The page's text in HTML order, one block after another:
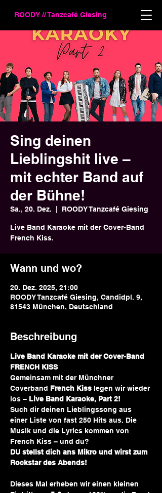
ROODY // Tanzcafé Giesing
Sing deinen
Lieblingshit live –
mit echter Band auf
der Bühne!
Sa., 20. Dez. ROODY Tanzcafé Giesing
Live Band Karaoke mit der Cover-Band
French Kiss.
Wann und wo?
20. Dez. 2025, 21:00
ROODY Tanzcafé Giesing, Candidpl. 9,
81543 München, Deutschland
Beschreibung
Live Band Karaoke mit der Cover-Band
FRENCH KISS
Gemeinsam mit der Münchner
Coverband French Kiss legen wir wieder
los – Live Band Karaoke, Part 2!
Such dir deinen Lieblingssong aus
einer Liste von fast 250 Hits aus. Die
Musik und die Lyrics kommen von
French Kiss – und du?
DU stellst dich ans Mikro und wirst zum
Rockstar des Abends!
Dieses Mal erheben wir einen kleinen